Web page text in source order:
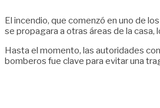
El incendio, que comenzó en uno de
se propagara a otras áreas de la
Hasta el momento, las autoridades
bomberos fue clave para evitar una